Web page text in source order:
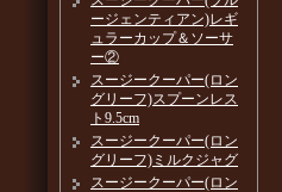
ージェンティアン)レギ
ュラーカップ＆ソーサ
ー②
スージークーパー(ロン
グリーフ)スプーンレス
ト9.5cm
スージークーパー(ロン
グリーフ)ミルクジャグ
スージークーパー(ロン